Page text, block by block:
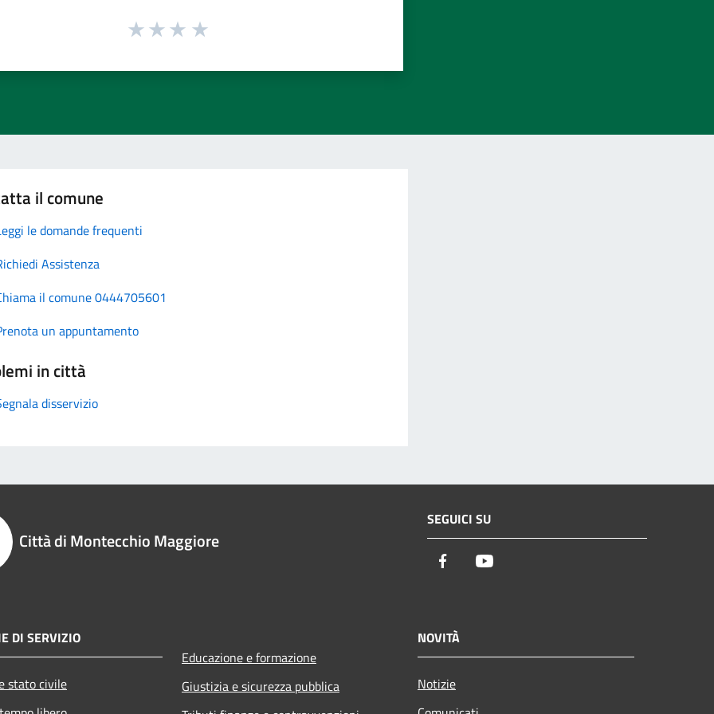
il comune
le domande frequenti
Assistenza
il comune 0444705601
un appuntamento
in città
disservizio
Città di Montecchio Maggiore
SEGUICI SU
Facebook
DI SERVIZIO
stato civile
Educazione e formazione
Giustizia e sicurezza pubblica
NOVITÀ
Notizie